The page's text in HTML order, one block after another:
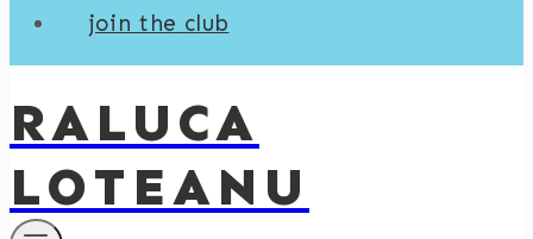
join the club
RALUCA
LOTEANU